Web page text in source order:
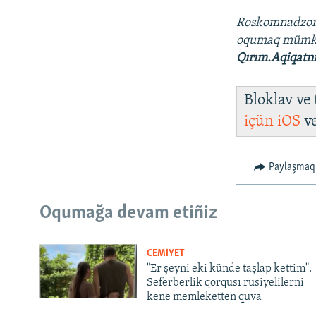
oqumaq
Bloklav ve
içüniOS
Paylaşmaq
Oqumağa devam etiñiz
CEMİYET
"Er şeyni eki künde taşlap kettim".
Seferberlik qorqusı rusiyelilerni
kene memleketten quva